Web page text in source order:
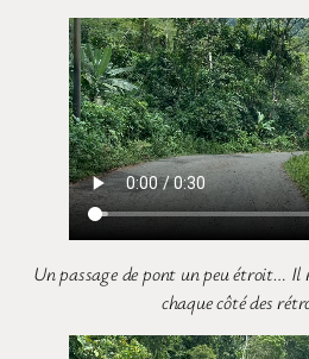
Un passage de pont un peu étroit… Il
chaque côté des